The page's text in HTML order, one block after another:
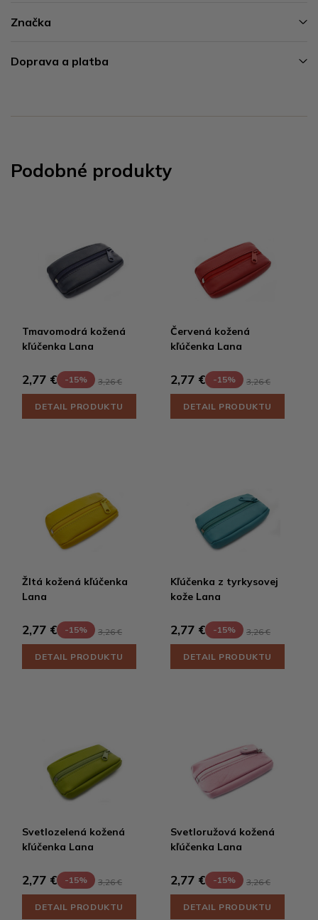
Značka
Doprava a platba
Podobné produkty
Tmavomodrá kožená
kľúčenka Lana
2,77 € -15% 3,26 €
DETAIL PRODUKTU
Červená kožená
kľúčenka Lana
2,77 € -15% 3,26 €
DETAIL PRODUKTU
Žltá kožená kľúčenka
Lana
2,77 € -15% 3,26 €
DETAIL PRODUKTU
Kľúčenka z tyrkysovej
kože Lana
2,77 € -15% 3,26 €
DETAIL PRODUKTU
Svetlozelená kožená
kľúčenka Lana
2,77 € -15% 3,26 €
DETAIL PRODUKTU
Svetloružová kožená
kľúčenka Lana
2,77 € -15% 3,26 €
DETAIL PRODUKTU